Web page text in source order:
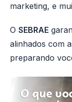
marketing, e
O SEBRAE
alinhados com
preparando